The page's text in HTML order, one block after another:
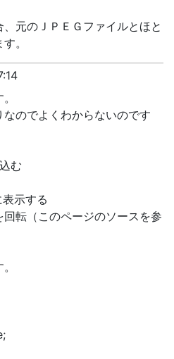
元のＪＰＥＧファイルとほと
。
のでよくわからないのです
む
示する
転（このページのソースを参